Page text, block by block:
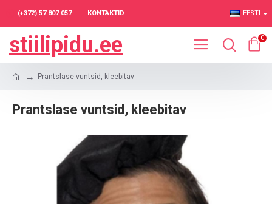
(+372) 57 807 057 KONTAKTID EESTI
stiilipidu.ee 0
Prantslase vuntsid, kleebitav
Prantslase vuntsid, kleebitav